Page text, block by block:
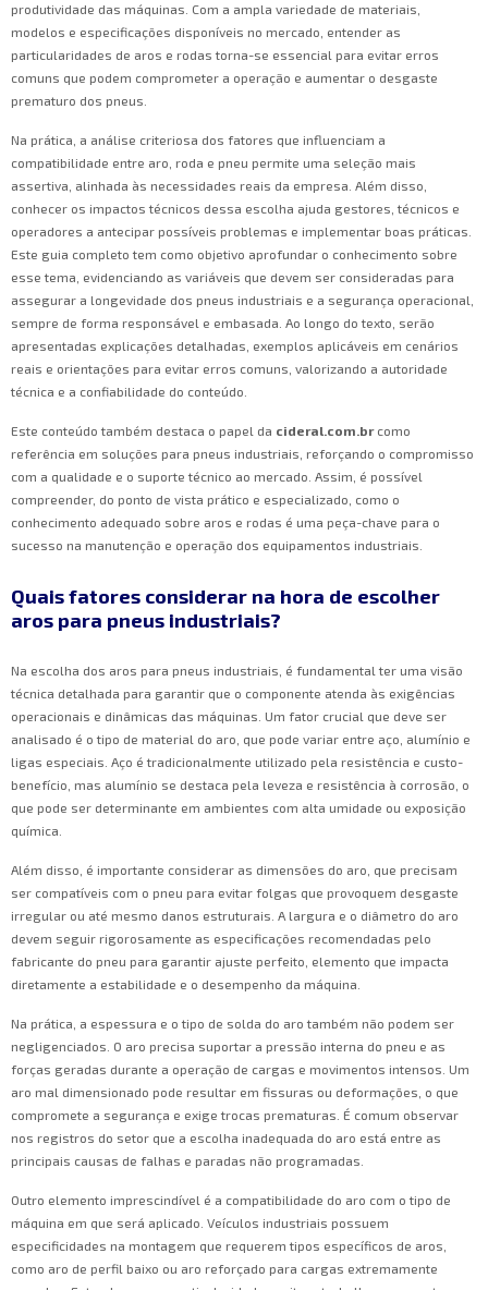
produtividade das máquinas. Com a ampla variedade de materiais,
modelos e especificações disponíveis no mercado, entender as
particularidades de aros e rodas torna-se essencial para evitar erros
comuns que podem comprometer a operação e aumentar o desgaste
prematuro dos pneus.
Na prática, a análise criteriosa dos fatores que influenciam a
compatibilidade entre aro, roda e pneu permite uma seleção mais
assertiva, alinhada às necessidades reais da empresa. Além disso,
conhecer os impactos técnicos dessa escolha ajuda gestores, técnicos e
operadores a antecipar possíveis problemas e implementar boas práticas.
Este guia completo tem como objetivo aprofundar o conhecimento sobre
esse tema, evidenciando as variáveis que devem ser consideradas para
assegurar a longevidade dos pneus industriais e a segurança operacional,
sempre de forma responsável e embasada. Ao longo do texto, serão
apresentadas explicações detalhadas, exemplos aplicáveis em cenários
reais e orientações para evitar erros comuns, valorizando a autoridade
técnica e a confiabilidade do conteúdo.
Este conteúdo também destaca o papel da cideral.com.brcomo
referência em soluções para pneus industriais, reforçando o compromisso
com a qualidade e o suporte técnico ao mercado. Assim, é possível
compreender, do ponto de vista prático e especializado, como o
conhecimento adequado sobre aros e rodas é uma peça-chave para o
sucesso na manutenção e operação dos equipamentos industriais.
Quais fatores considerar na hora de escolher
aros para pneus industriais?
Na escolha dos aros para pneus industriais, é fundamental ter uma visão
técnica detalhada para garantir que o componente atenda às exigências
operacionais e dinâmicas das máquinas. Um fator crucial que deve ser
analisado é o tipo de material do aro, que pode variar entre aço, alumínio e
ligas especiais. Aço é tradicionalmente utilizado pela resistência e custo-
benefício, mas alumínio se destaca pela leveza e resistência à corrosão, o
que pode ser determinante em ambientes com alta umidade ou exposição
química.
Além disso, é importante considerar as dimensões do aro, que precisam
ser compatíveis com o pneu para evitar folgas que provoquem desgaste
irregular ou até mesmo danos estruturais. A largura e o diâmetro do aro
devem seguir rigorosamente as especificações recomendadas pelo
fabricante do pneu para garantir ajuste perfeito, elemento que impacta
diretamente a estabilidade e o desempenho da máquina.
Na prática, a espessura e o tipo de solda do aro também não podem ser
negligenciados. O aro precisa suportar a pressão interna do pneu e as
forças geradas durante a operação de cargas e movimentos intensos. Um
aro mal dimensionado pode resultar em fissuras ou deformações, o que
compromete a segurança e exige trocas prematuras. É comum observar
nos registros do setor que a escolha inadequada do aro está entre as
principais causas de falhas e paradas não programadas.
Outro elemento imprescindível é a compatibilidade do aro com o tipo de
máquina em que será aplicado. Veículos industriais possuem
especificidades na montagem que requerem tipos específicos de aros,
como aro de perfil baixo ou aro reforçado para cargas extremamente